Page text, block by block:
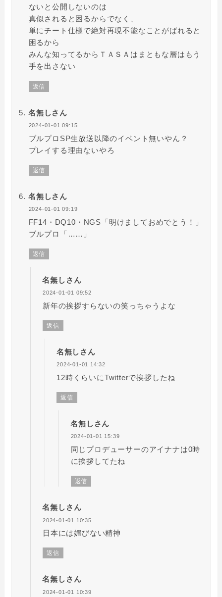
ないと公開しないのは
真似されると困るからでなく、
単にチート仕様で絶対再現不能なことがばれると
困るから
みんな知ってるからＴＡＳＡはまともな層はもう
手を出さない
返信
名無しさん
2024-01-01 09:15
ブルプロSP生放送以降のイベント無いやん？
プレイする理由ないやろ
返信
名無しさん
2024-01-01 09:19
FF14・DQ10・NGS「明けましておめでとう！」
ブルプロ「……」
返信
名無しさん
2024-01-01 09:52
新年の挨拶すらないの笑っちゃうよな
返信
名無しさん
2024-01-01 14:32
12時くらいにTwitterで挨拶したね
返信
名無しさん
2024-01-01 15:39
同じプロデューサーのアイナナは0時
に挨拶してたね
返信
名無しさん
2024-01-01 10:35
日本には媚びない精神
返信
名無しさん
2024-01-01 10:39